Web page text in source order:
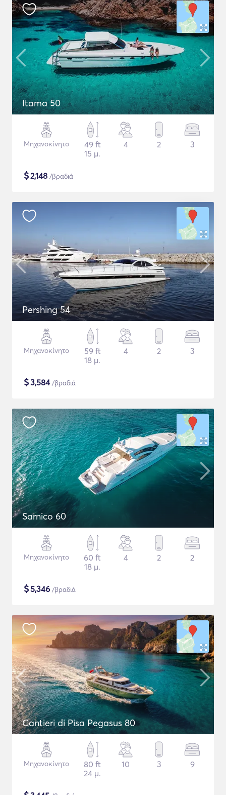
Itama 50
Μηχανοκίνητο
49 ft
15 μ.
4 2 3
$2,148 /βραδιά
Pershing 54
Μηχανοκίνητο
59 ft
18 μ.
4 2 3
$3,584/βραδιά
Sarnico 60
Μηχανοκίνητο
60 ft
18 μ.
4 2 2
$5,346 /βραδιά
Cantieri di Pisa Pegasus 80
Μηχανοκίνητο
80 ft
24 μ.
10 3 9